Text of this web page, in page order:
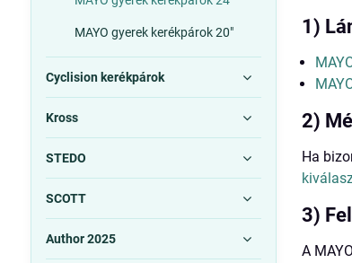
1)
2)
Ha
3)
A
MAYO gyerek kerékpárok 20"
Cyclision kerékpárok
Kross
STEDO
SCOTT
Author 2025